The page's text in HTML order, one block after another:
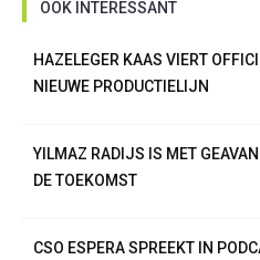
OOK INTERESSANT
HAZELEGER KAAS VIERT
NIEUWE PRODUCTIELIJN
YILMAZ RADIJS IS MET
DE TOEKOMST
CSO ESPERA SPREEKT IN